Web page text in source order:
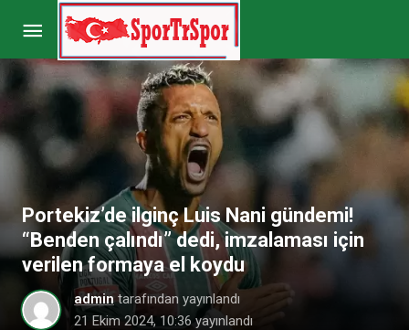
Portekiz’de ilginç Luis Nani gündemi!
“Benden çalındı” dedi, imzalaması için
verilen formaya el koydu
admintarafından yayınlandı
21 Ekim 2024, 10:36 yayınlandı
Olaylı Trabzonspor – Fenerbahçe maçıyla ilgili
flaş gelişme! Fenerbahçeli futbolcular için karar verildi
Yorum Yap Paylaş